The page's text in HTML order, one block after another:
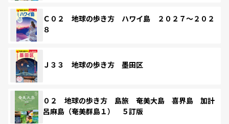
Ｃ０２ 地球の歩き方 ハワイ島 ２０２７～２０２
８
Ｊ３３ 地球の歩き方 墨田区
０２ 地球の歩き方 島旅 奄美大島 喜界島 加計
呂麻島（奄美群島１） ５訂版